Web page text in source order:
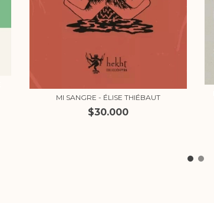
MI SANGRE - ÉLISE THIÉBAUT
$30.000